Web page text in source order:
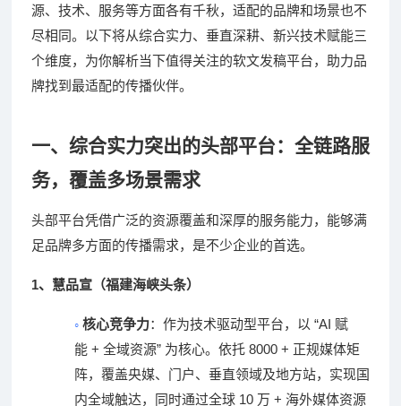
源、技术、服务等方面各有千秋，适配的品牌和场景也不
尽相同。以下将从综合实力、垂直深耕、新兴技术赋能三
个维度，为你解析当下值得关注的软文发稿平台，助力品
牌找到最适配的传播伙伴。
一、综合实力突出的头部平台：全链路服
务，覆盖多场景需求
头部平台凭借广泛的资源覆盖和深厚的服务能力，能够满
足品牌多方面的传播需求，是不少企业的首选。
1、 慧品宣（福建海峡头条）
◦ 核心竞争力：作为技术驱动型平台，以 “AI 赋
能 + 全域资源” 为核心。依托 8000 + 正规媒体矩
阵，覆盖央媒、门户、垂直领域及地方站，实现国
内全域触达，同时通过全球 10 万 + 海外媒体资源